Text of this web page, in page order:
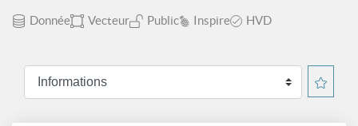
Donnée Vecteur Public Inspire HVD